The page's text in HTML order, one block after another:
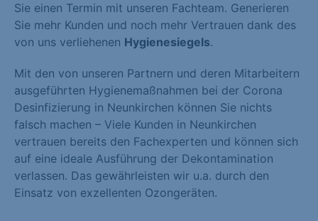
Sie einen Termin mit unseren Fachteam. Generieren
Sie mehr Kunden und noch mehr Vertrauen dank des
von uns verliehenen Hygienesiegels.
Mit den von unseren Partnern und deren Mitarbeitern
ausgeführten Hygienemaßnahmen bei der Corona
Desinfizierung in Neunkirchen können Sie nichts
falsch machen – Viele Kunden in Neunkirchen
vertrauen bereits den Fachexperten und können sich
auf eine ideale Ausführung der Dekontamination
verlassen. Das gewährleisten wir u.a. durch den
Einsatz von exzellenten Ozongeräten.